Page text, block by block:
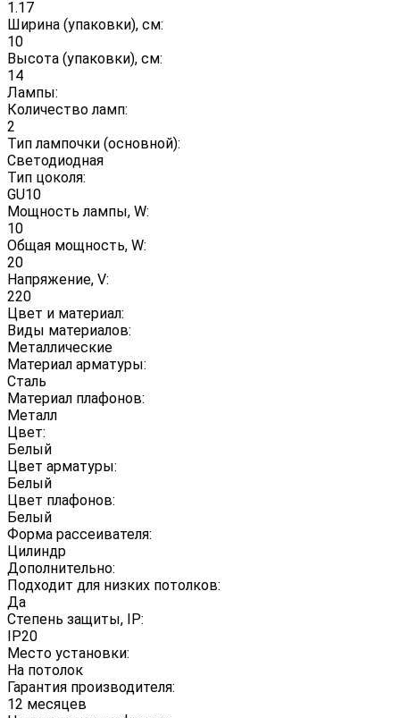
1.17
Ширина (упаковки), см:
10
Высота (упаковки), см:
14
Лампы:
Количество ламп:
2
Тип лампочки (основной):
Светодиодная
Тип цоколя:
GU10
Мощность лампы, W:
10
Общая мощность, W:
20
Напряжение, V:
220
Цвет и материал:
Виды материалов:
Металлические
Материал арматуры:
Сталь
Материал плафонов:
Металл
Цвет:
Белый
Цвет арматуры:
Белый
Цвет плафонов:
Белый
Форма рассеивателя:
Цилиндр
Дополнительно:
Подходит для низких потолков:
Да
Степень защиты, IP:
IP20
Место установки:
На потолок
Гарантия производителя:
12 месяцев